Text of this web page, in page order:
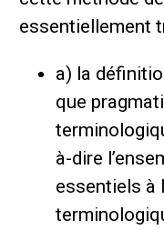
essentiellement
a) la
que
à-dire
essentiels à